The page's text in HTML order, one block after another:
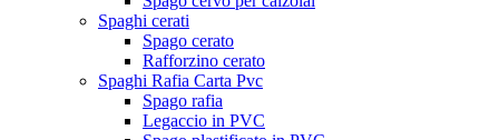
Spaghi cerati
Spago cerato
Rafforzino cerato
Spaghi Rafia Carta Pvc
Spago rafia
Legaccio in PVC